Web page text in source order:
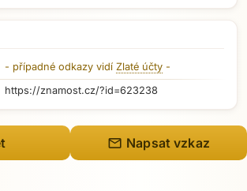
- případné odkazy vidí Zlaté účty -
https://znamost.cz/?id=623238
mail Napsat vzkaz